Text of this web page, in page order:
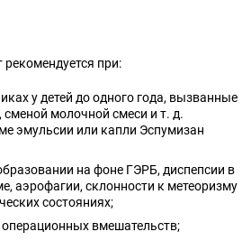
при:
у детей до одного года, вызванные
молочной смеси и т. д.
эмульсии или капли Эспумизан
на фоне ГЭРБ, диспепсии в
аэрофагии, склонности к метеоризму
состояниях;
операционных вмешательств;